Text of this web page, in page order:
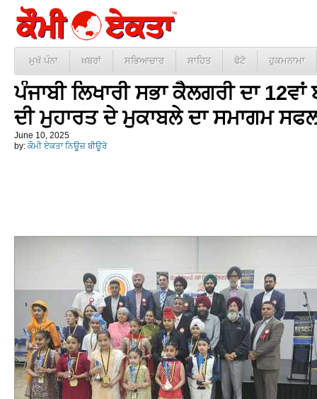
ਮੁਖੱ ਪੰਨਾ ਖ਼ਬਰਾਂ ਸਭਿਆਚਾਰ ਸਾਹਿਤ ਫੋਟੋ ਹੁਕਮਨਾਮਾ
ਪੰਜਾਬੀ ਲਿਖਾਰੀ ਸਭਾ ਕੈਲਗਰੀ ਦਾ
ਦੀ ਮੁਹਾਰਤ ਦੇ ਮੁਕਾਬਲੇ ਦਾ ਸਮਾਗਮ
June 10, 2025
by: ਕੌਮੀ ਏਕਤਾ ਨਿਊਜ਼ ਬੀਊਰੋ